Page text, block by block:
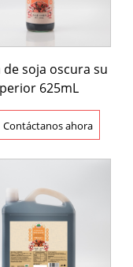
de soja oscura su
perior 625mL
Contáctanos ahora